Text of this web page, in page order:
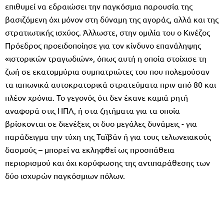
επιθυμεί να εδραιώσει την παγκόσμια παρουσία της
βασιζόμενη όχι μόνον στη δύναμη της αγοράς, αλλά και της
στρατιωτικής ισχύος. Άλλωστε, στην ομιλία του ο Κινέζος
Πρόεδρος προειδοποίησε για τον κίνδυνο επανάληψης
«ιστορικών τραγωδιών», όπως αυτή η οποία στοίχισε τη
ζωή σε εκατομμύρια συμπατριώτες του που πολεμούσαν
τα ιαπωνικά αυτοκρατορικά στρατεύματα πριν από 80 και
πλέον χρόνια. Το γεγονός ότι δεν έκανε καμιά ρητή
αναφορά στις ΗΠΑ, ή στα ζητήματα για τα οποία
βρίσκονται σε διενέξεις οι δυο μεγάλες δυνάμεις - για
παράδειγμα την τύχη της Ταϊβάν ή για τους τελωνειακούς
δασμούς – μπορεί να εκληφθεί ως προσπάθεια
περιορισμού και όχι κορύφωσης της αντιπαράθεσης των
δύο ισχυρών παγκόσμιων πόλων.